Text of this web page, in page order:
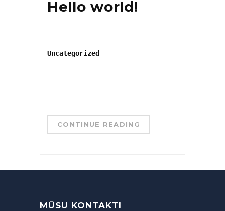
Hello world!
Uncategorized
CONTINUE READING
MŪSU KONTAKTI